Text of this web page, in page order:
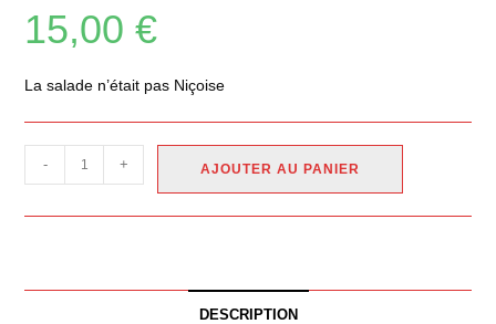
15,00€
La salade n’était pas Niçoise
- + AJOUTER AU PANIER
DESCRIPTION